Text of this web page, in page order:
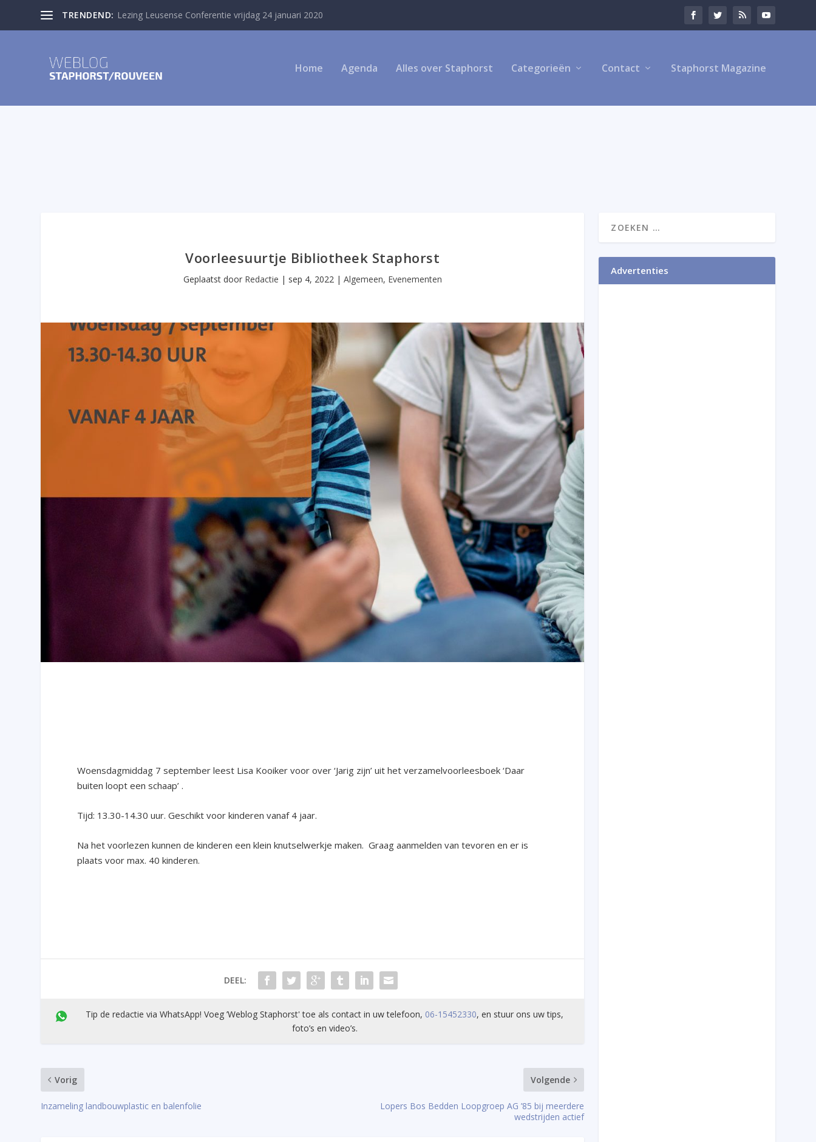
TRENDEND: Lezing Leusense Conferentie vrijdag 24 januari 2020
Home Agenda Alles over Staphorst Categorieën Contact Staphorst Magazine
Voorleesuurtje Bibliotheek Staphorst
Geplaatst door Redactie | sep 4, 2022| Algemeen, Evenementen
Woensdagmiddag 7 september leest Lisa Kooiker voor over ‘Jarig zijn’ uit het verzamelvoorleesboek ‘Daar
buiten loopt een schaap’ .
Tijd: 13.30-14.30 uur. Geschikt voor kinderen vanaf 4 jaar.
Na het voorlezen kunnen de kinderen een klein knutselwerkje maken. Graag aanmelden van tevoren en er is
plaats voor max. 40 kinderen.
DEEL:
Tip de redactie via WhatsApp! Voeg ’Weblog Staphorst' toe als contact in uw telefoon, 06-15452330, en stuur ons uw tips,
foto’s en video’s.
Vorig
Inzameling landbouwplastic en balenfolie
Volgende
Lopers Bos Bedden Loopgroep AG ’85 bij meerdere
wedstrijden actief
Advertenties